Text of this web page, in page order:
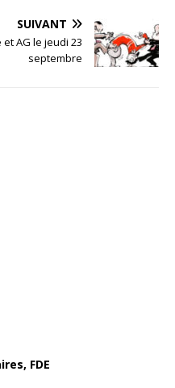
SUIVANT
AG le jeudi 23
septembre
FDE